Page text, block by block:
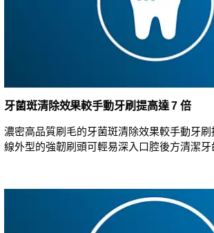
牙菌斑清除效果較手動牙刷提高達 7 倍
濃密高品質刷毛的牙菌斑清除效果較手動牙
線外型的強韌刷頭可輕易深入口腔後方清潔牙